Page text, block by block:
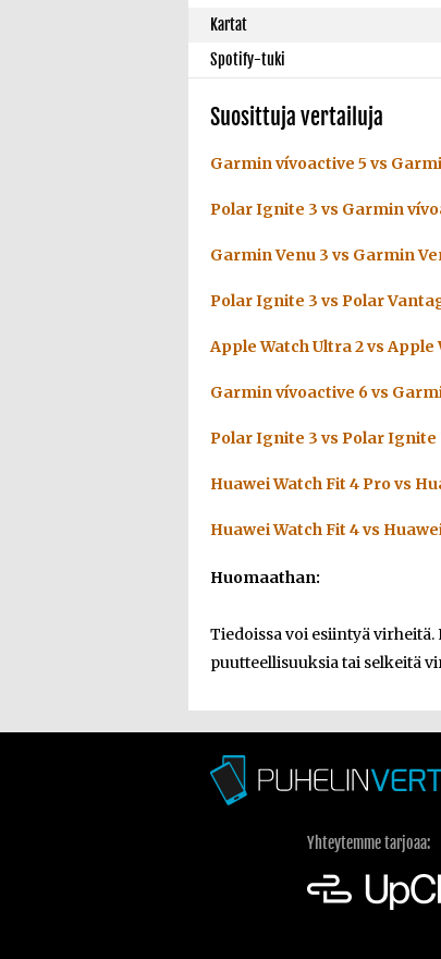
Kartat
Spotify-tuki
Suosittuja vertailuja
Garmin vívoactive 5 vs
Polar Ignite 3 vs Garmin
Garmin Venu 3 vs Garmin
Polar Ignite 3 vs Polar
Apple Watch Ultra 2 vs Apple
Garmin vívoactive 6 vs
Polar Ignite 3 vs Polar
Huawei Watch Fit 4 Pro vs
Huawei Watch Fit 4 vs
Huomaathan:
Tiedoissa voi esiintyä
puutteellisuuksia tai selkeitä
Yhteytemme tarjoaa: